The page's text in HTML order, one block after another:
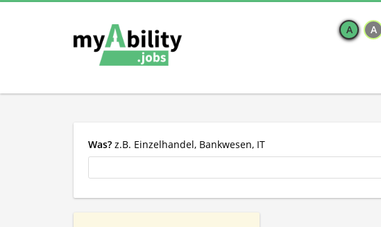
A A
Was? z.B. Einzelhandel, Bankwesen, IT